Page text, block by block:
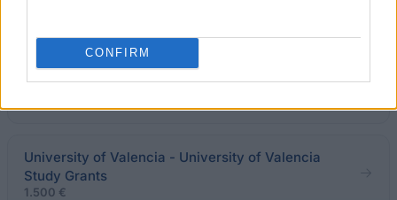
CONFIRM
CFIS-Polytechnic University of Catalonia - CFIS
University of Valencia - University of Valencia
Study Grants
1.500 €